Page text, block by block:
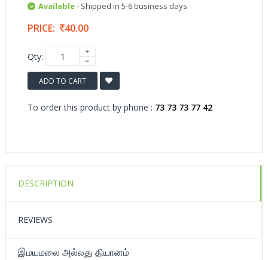
Available- Shipped in 5-6 business days
PRICE: 40.00
Qty:
ADD TO CART
To order this product by phone : 73 73 73 77 42
DESCRIPTION
REVIEWS
இமயமலை அல்லது தியானம்